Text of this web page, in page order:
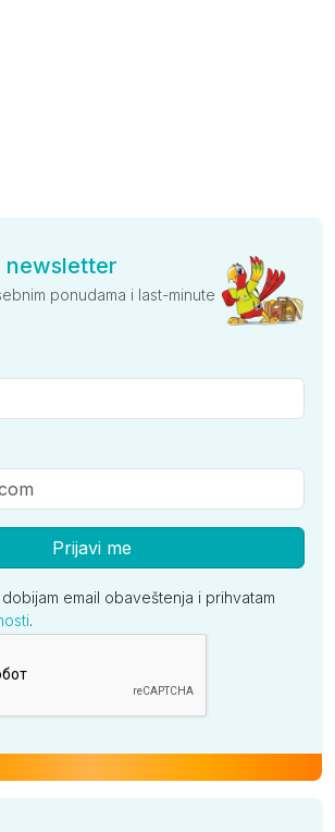
newsletter
ponudama i last-minute
Prijavi me
email obaveštenja i prihvatam
.